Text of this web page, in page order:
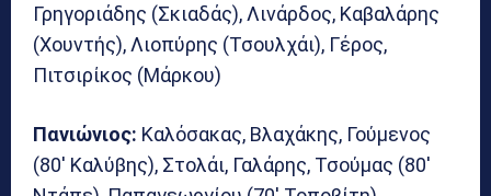
Γρηγοριάδης (Σκιαδάς), Λινάρδος, Καβαλάρης
(Χουντής), Λιοπύρης (Τσουλχάι), Γέρος,
Πιτσιρίκος (Μάρκου)
Πανιώνιος: Καλόσακας, Βλαχάκης, Γούμενος
(80′ Καλύβης), Στολάι, Γαλάρης, Τσούμας (80′